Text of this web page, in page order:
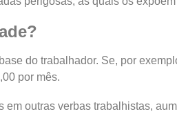
do trabalhador. Se, por
por mês.
outras verbas trabalhistas,